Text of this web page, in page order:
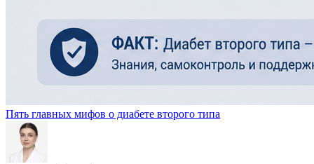
Пять главных мифов о диабете второго типа